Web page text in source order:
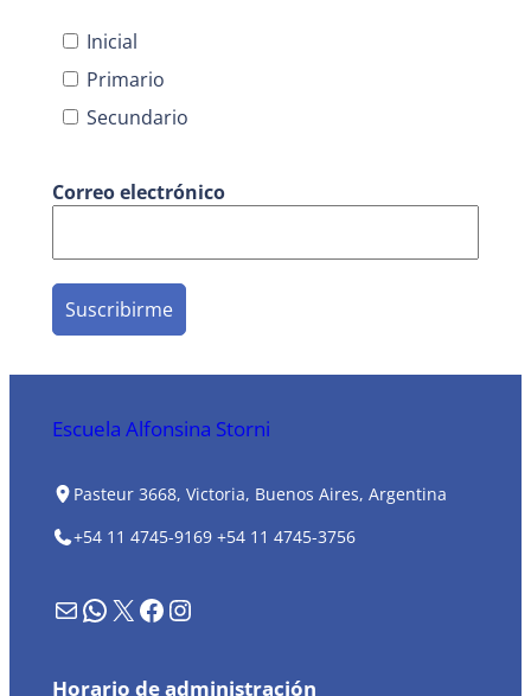
Inicial
Primario
Secundario
Correo electrónico
Escuela Alfonsina Storni
Pasteur 3668, Victoria, Buenos Aires, Argentina
+54 11 4745-9169 +54 11 4745-3756
Formulario de contacto WhatsApp X Facebook Instagram
Horario de administración